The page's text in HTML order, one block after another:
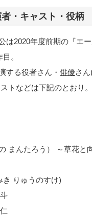
・キャスト・役柄
は2020年度前期の『エ
。
する役者さん・ 俳優さ
トなどは下記のとおり。
まんたろう） ～草花と
りゅうのすけ)